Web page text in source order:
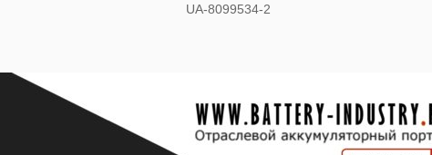
UA-8099534-2